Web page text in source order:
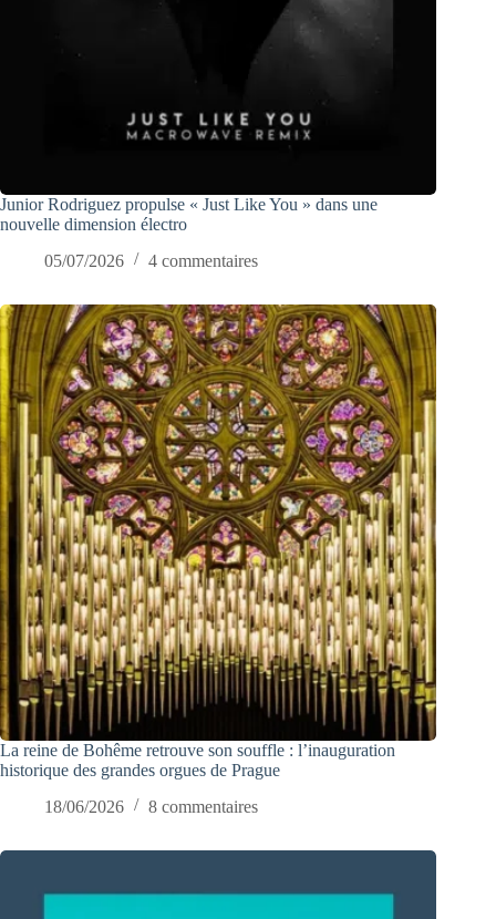
Junior Rodriguez propulse « Just Like You » dans une
nouvelle dimension électro
05/07/2026
4 commentaires
La reine de Bohême retrouve son souffle : l’inauguration
historique des grandes orgues de Prague
18/06/2026
8 commentaires